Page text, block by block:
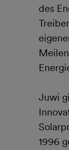
des
Juwi
1996